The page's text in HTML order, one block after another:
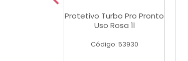
Protetivo Turbo Pro Pronto
Uso Rosa 1l
Código: 53930